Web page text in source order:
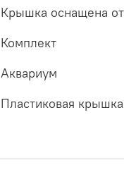
Крышка оснащена
Комплект
Аквариум
Пластиковая